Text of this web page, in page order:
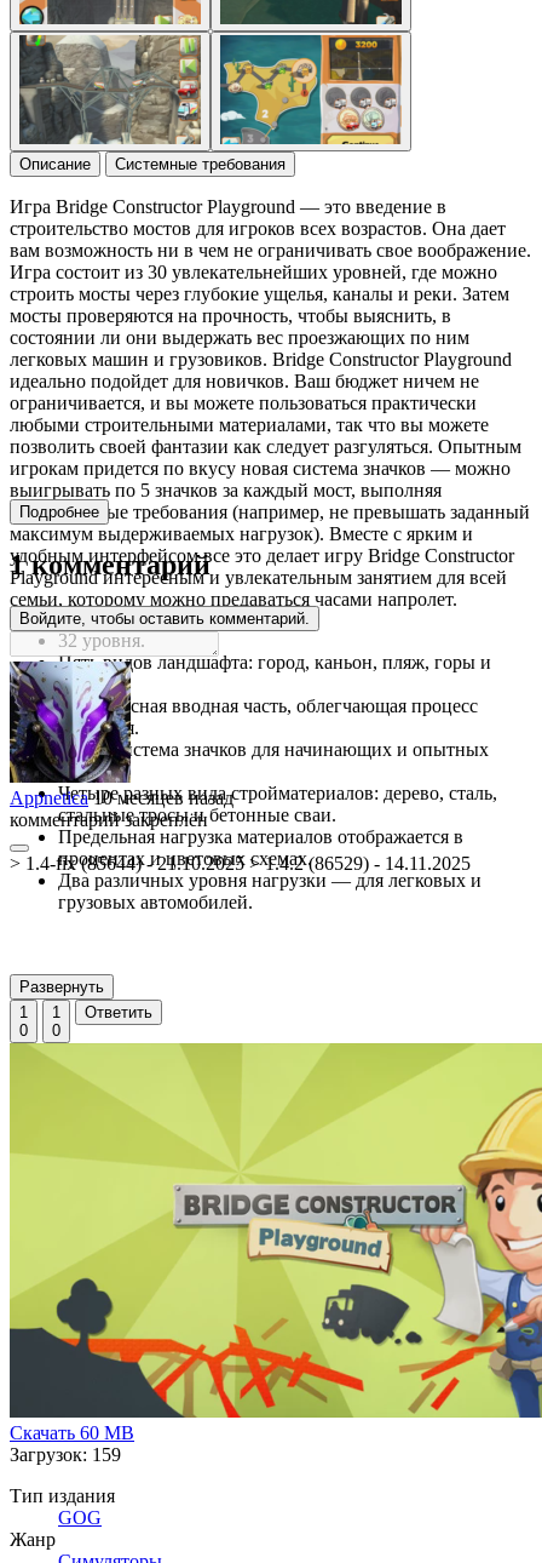
Описание Системные требования
Игра Bridge Constructor Playground — это введение в
строительство мостов для игроков всех возрастов. Она дает
вам возможность ни в чем не ограничивать свое воображение.
Игра состоит из 30 увлекательнейших уровней, где можно
строить мосты через глубокие ущелья, каналы и реки. Затем
мосты проверяются на прочность, чтобы выяснить, в
состоянии ли они выдержать вес проезжающих по ним
легковых машин и грузовиков. Bridge Constructor Playground
идеально подойдет для новичков. Ваш бюджет ничем не
ограничивается, и вы можете пользоваться практически
любыми строительными материалами, так что вы можете
позволить своей фантазии как следует разгуляться. Опытным
игрокам придется по вкусу новая система значков — можно
выигрывать по 5 значков за каждый мост, выполняя
определенные требования (например, не превышать заданный
максимум выдерживаемых нагрузок). Вместе с ярким и
удобным интерфейсом все это делает игру Bridge Constructor
Playground интересным и увлекательным занятием для всей
семьи, которому можно предаваться часами напролет.
32 уровня.
Пять видов ландшафта: город, каньон, пляж, горы и
холмы.
Комплексная вводная часть, облегчающая процесс
обучения.
Новая система значков для начинающих и опытных
игроков.
Четыре разных вида стройматериалов: дерево, сталь,
стальные тросы и бетонные сваи.
Предельная нагрузка материалов отображается в
процентах и цветовых схемах.
Два различных уровня нагрузки — для легковых и
грузовых автомобилей.
Подробнее
1 комментарий
Войдите, чтобы оставить комментарий.
Appnetica 10 месяцев назад
комментарий закреплён
> 1.4-fix (85644) - 21.10.2025 > 1.4.2 (86529) - 14.11.2025
Развернуть
1
0
1
0
Ответить
Скачать 60 MB
Загрузок: 159
Тип издания
GOG
Жанр